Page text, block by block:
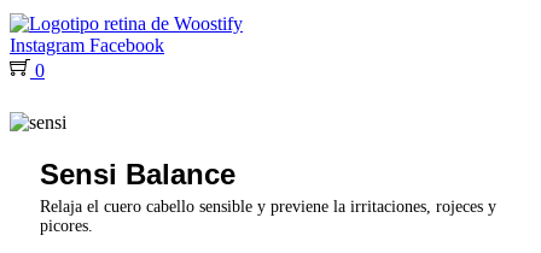
Instagram Facebook
0
Sensi Balance
Relaja el cuero cabello sensible y previene la irritaciones, rojeces y
picores.